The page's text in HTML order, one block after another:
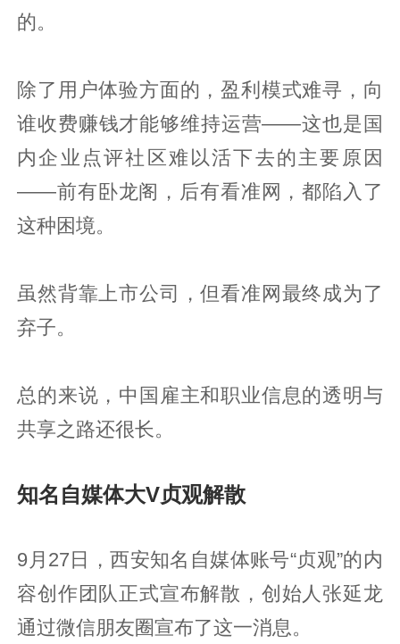
的。
除了用户体验方面的，盈利模式难寻，向
谁收费赚钱才能够维持运营——这也是国
内企业点评社区难以活下去的主要原因
——前有卧龙阁，后有看准网，都陷入了
这种困境。
虽然背靠上市公司，但看准网最终成为了
弃子。
总的来说，中国雇主和职业信息的透明与
共享之路还很长。
知名自媒体大V贞观解散
9月27日，西安知名自媒体账号“贞观”的内
容创作团队正式宣布解散，创始人张延龙
通过微信朋友圈宣布了这一消息。